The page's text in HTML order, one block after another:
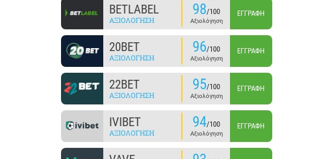
BETLABEL
ΑΞΙΟΛΌΓΗΣΗ
98/100
Αξιολόγηση
ΕΓΓΡΑΦΉ
20BET
ΑΞΙΟΛΌΓΗΣΗ
96/100
Αξιολόγηση
ΕΓΓΡΑΦΉ
22BET
ΑΞΙΟΛΌΓΗΣΗ
95/100
Αξιολόγηση
ΕΓΓΡΑΦΉ
IVIBET
ΑΞΙΟΛΌΓΗΣΗ
94/100
Αξιολόγηση
ΕΓΓΡΑΦΉ